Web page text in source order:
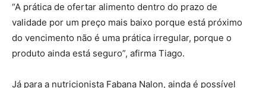
“A prática de ofertar alimento dentro do prazo de
validade por um preço mais baixo porque está próximo
do vencimento não é uma prática irregular, porque o
produto ainda está seguro”, afirma Tiago.
Já para a nutricionista Fabana Nalon, ainda é possível